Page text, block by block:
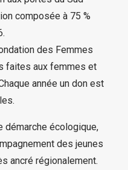
composée à 75 %
des Femmes
faites aux femmes et
année un don est
démarche écologique,
des jeunes
ancré régionalement.